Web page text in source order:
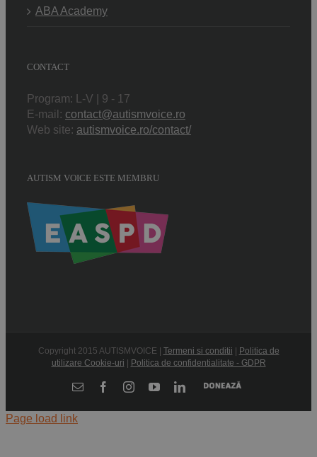
ABA Academy
CONTACT
Program: L-V | 9 - 17
E-mail: contact@autismvoice.ro
Web site: autismvoice.ro/contact/
AUTISM VOICE ESTE MEMBRU
Copyright 2015 AUTISMVOICE | Termeni si conditii | Politica de
utilizare Cookie-uri | Politica de confidentialitate - GDPR
E-
FacebookInstagramYouTubeLinkedIn
Donează
Page load link